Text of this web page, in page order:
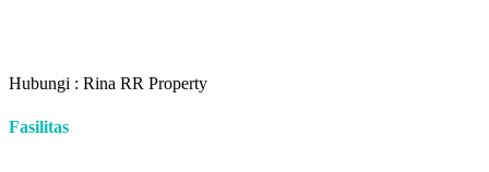
Hubungi : Rina RR Property
Fasilitas